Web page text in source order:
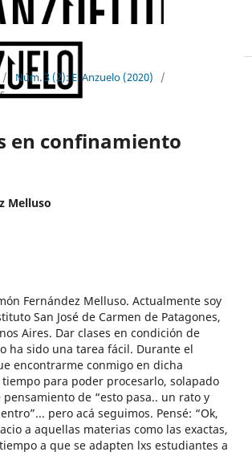
/ Núm. 3 (2): El Anzuelo (2020)
/
en confinamiento
Melluso
Fernández Melluso. Actualmente soy
San José de Carmen de Patagones,
Aires. Dar clases en condición de
ha sido una tarea fácil. Durante el
encontrarme conmigo en dicha
para poder procesarlo, solapado
de “esto pasa.. un rato y
pero acá seguimos. Pensé: “Ok,
a aquellas materias como las exactas,
a que se adapten lxs estudiantes a